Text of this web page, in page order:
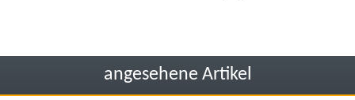
angesehene Artikel